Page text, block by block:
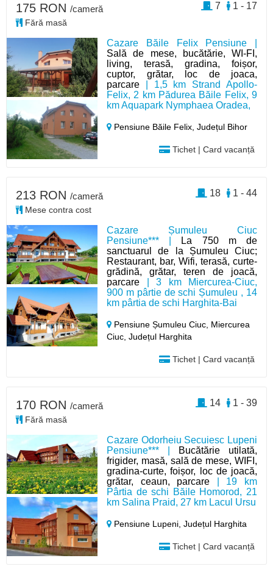
Cazare Băile Felix Pensiune |
Sală de mese, bucătărie, WI-FI,
living, terasă, gradina, foișor,
cuptor, grătar, loc de joaca,
parcare | 1,5 km Strand Apollo-
Felix, 2 km Pădurea Băile Felix, 9
km Aquapark Nymphaea Oradea,
Pensiune Băile Felix,Județul Bihor
Tichet | Card vacanță
175 RON /cameră
Fără masă
1 - 17
7
Cazare Șumuleu Ciuc
Pensiune*** |
La 750 m de
sanctuarul de la Șumuleu Ciuc;
Restaurant, bar, Wifi, terasă, curte-
grădină, grătar, teren de joacă,
parcare | 3 km Miercurea-Ciuc,
900 m pârtie de schi Șumuleu , 14
km pârtia de schi Harghita-Bai
Pensiune Șumuleu Ciuc, Miercurea
Ciuc,Județul Harghita
Tichet | Card vacanță
213 RON /cameră
Mese contra cost
1 - 44
18
Cazare Odorheiu Secuiesc Lupeni
Pensiune*** |
Bucătărie utilată,
frigider, masă, sală de mese, WIFI,
gradina-curte, foișor, loc de joacă,
grătar, ceaun, parcare | 19 km
Pârtia de schi Băile Homorod, 21
km Salina Praid, 27 km Lacul Ursu
Pensiune Lupeni,Județul Harghita
Tichet | Card vacanță
170 RON /cameră
Fără masă
1 - 39
14